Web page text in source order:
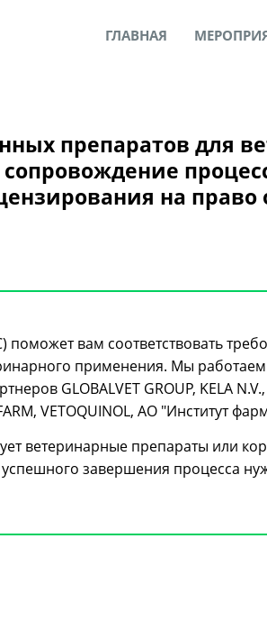
ГЛАВНАЯ
препаратов для
на
поможет вам соответствовать
применения. Мы
GLOBALVET GROUP, KELA N.V.,
VETOQUINOL, АО "Институт
ветеринарные препараты или
завершения процесса